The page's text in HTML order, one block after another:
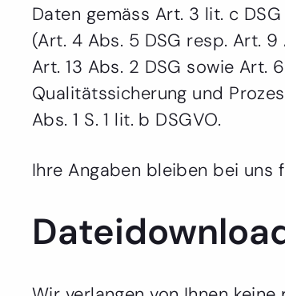
Daten gemäss Art. 3 lit. c
(Art. 4 Abs. 5 DSG resp. Art.
Art. 13 Abs. 2 DSG sowie Art.
Qualitätssicherung und
Abs. 1 S. 1 lit. b DSGVO.
Ihre Angaben bleiben bei uns